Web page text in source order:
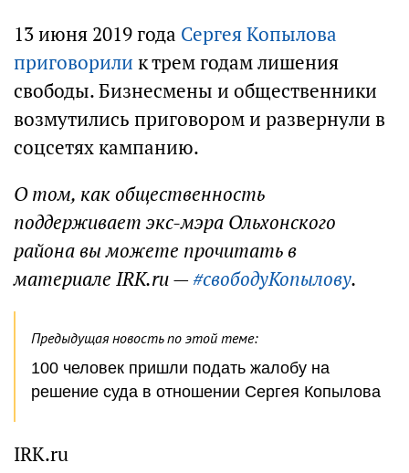
13 июня 2019 года Сергея Копылова
приговорили к трем годам лишения
свободы. Бизнесмены и общественники
возмутились приговором и развернули в
соцсетях кампанию.
О том, как общественность
поддерживает экс-мэра Ольхонского
района вы можете прочитать в
материале IRK.ru —#свободуКопылову.
Предыдущая новость по этой теме:
100 человек пришли подать жалобу на
решение суда в отношении Сергея Копылова
IRK.ru